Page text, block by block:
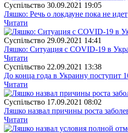
Суспiльство 30.09.2021 19:05
Ляшко: Речь о локдауне пока не идет
Читати
Суспiльство 29.09.2021 14:41
Ляшко: Ситуация с COVID-19 в
Читати
Суспiльство 22.09.2021 13:38
До конца года в Украину
Читати
Суспiльство 17.09.2021 08:02
Ляшко назвал причины роста
Читати